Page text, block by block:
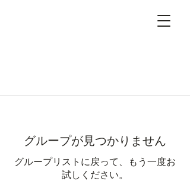
グループが見つかりません
グループリストに戻って、もう一度お
試しください。